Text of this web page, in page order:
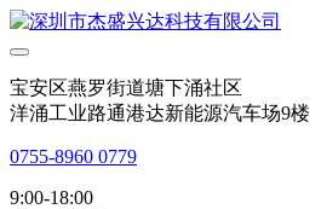
宝安区燕罗街道塘下涌社区
洋涌工业路通港达新能源汽车场9楼
0755-8960 0779
9:00-18:00